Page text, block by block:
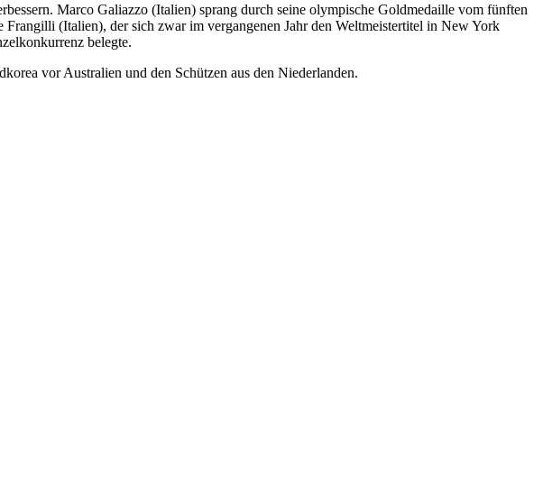
Marco Galiazzo (Italien) sprang durch seine olympische Goldmedaille vom fünften
(Italien), der sich zwar im vergangenen Jahr den Weltmeistertitel in New York
belegte.
vor Australien und den Schützen aus den Niederlanden.